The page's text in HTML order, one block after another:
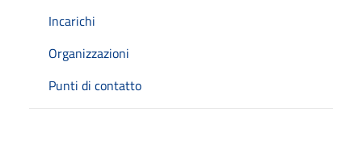
Incarichi
Organizzazioni
Punti di contatto